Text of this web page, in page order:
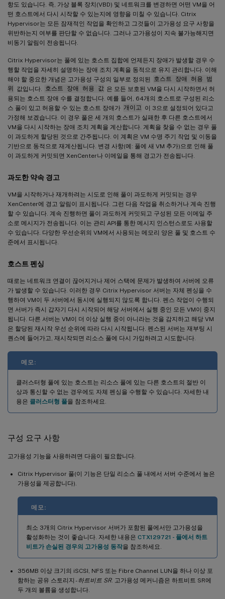
항도 있습니다. 즉, 가상 블록 장치(VBD) 및 네트워크를 변경하면 어떤 VM을 어
떤 호스트에서 다시 시작할 수 있는지에 영향을 미칠 수 있습니다. Citrix
Hypervisor는 모든 잠재적인 작업을 확인하고 그것들이 고가용성 요구 사항을
위반하는지 여부를 판단할 수 없습니다. 그러나 고가용성이 지속 불가능해지면
비동기 알림이 전송됩니다.
Citrix Hypervisor는 풀에 있는 호스트 집합에 언제든지 장애가 발생할 경우 수
행할 작업을 자세히 설명하는 장애 조치 계획을 동적으로 유지 관리합니다. 이해
해야 할 중요한 개념은 고가용성 구성의 일부로 정의된
호스트 장애 허용 범
위
값입니다. 호스트 장애 허용 값 은 모든 보호된 VM을 다시 시작하면서 허
용되는 호스트 장애 수를 결정합니다. 예를 들어, 64개의 호스트로 구성된 리소
스 풀이 있고 허용할 수 있는 호스트 장애가 개이고 이 3으로 설정되어 있다고
가정해 보겠습니다. 이 경우 풀은 세 개의 호스트가 실패한 후 다른 호스트에서
VM을 다시 시작하는 장애 조치 계획을 계산합니다. 계획을 찾을 수 없는 경우 풀
이 과도하게 할당된 것으로 간주됩니다. 이 계획은 VM 수명 주기 작업 및 이동을
기반으로 동적으로 재계산됩니다. 변경 사항(예: 풀에 새 VM 추가)으로 인해 풀
이 과도하게 커밋되면 XenCenter나 이메일을 통해 경고가 전송됩니다.
과도한 약속 경고
VM을 시작하거나 재개하려는 시도로 인해 풀이 과도하게 커밋되는 경우
XenCenter에 경고 알림이 표시됩니다. 그런 다음 작업을 취소하거나 계속 진행
할 수 있습니다. 계속 진행하면 풀이 과도하게 커밋되고 구성된 모든 이메일 주
소로 메시지가 전송됩니다. 이는 관리 API를 통한 메시지 인스턴스로도 사용할
수 있습니다. 다양한 우선순위의 VM에서 사용되는 메모리 양은 풀 및 호스트 수
준에서 표시됩니다.
호스트 펜싱
때로는 네트워크 연결이 끊어지거나 제어 스택에 문제가 발생하여 서버에 오류
가 발생할 수 있습니다. 이러한 경우 Citrix Hypervisor 서버는 자체 펜싱을 수
행하여 VM이 두 서버에서 동시에 실행되지 않도록 합니다. 펜스 작업이 수행되
면 서버가 즉시 갑자기 다시 시작되어 해당 서버에서 실행 중인 모든 VM이 중지
됩니다. 다른 서버는 VM이 더 이상 실행 중이 아니라는 것을 감지하고 해당 VM
은 할당된 재시작 우선 순위에 따라 다시 시작됩니다. 펜스된 서버는 재부팅 시
퀀스에 들어가고, 재시작되면 리소스 풀에 다시 가입하려고 시도합니다.
메모:
클러스터형 풀에 있는 호스트는 리소스 풀에 있는 다른 호스트의 절반 이
상과 통신할 수 없는 경우에도 자체 펜싱을 수행할 수 있습니다. 자세한 내
용은 클러스터형 풀을 참조하세요.
구성 요구 사항
고가용성 기능을 사용하려면 다음이 필요합니다.
Citrix Hypervisor 풀(이 기능은 단일 리소스 풀 내에서 서버 수준에서 높은
가용성을 제공합니다).
메모:
최소 3개의 Citrix Hypervisor 서버가 포함된 풀에서만 고가용성을
활성화하는 것이 좋습니다. 자세한 내용은 CTX129721 - 풀에서 하트
비트가 손실된 경우의 고가용성 동작을 참조하세요.
356MB 이상 크기의 iSCSI, NFS 또는 Fibre Channel LUN을 하나 이상 포
함하는 공유 스토리지 - 하트비트 SR. 고가용성 메커니즘은 하트비트 SR에
두 개의 볼륨을 생성합니다.